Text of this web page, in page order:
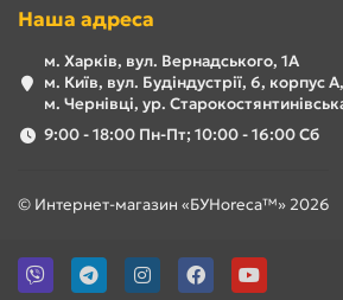
Наша адреса
м. Харків, вул. Вернадського, 1А
м. Київ, вул. Будіндустрії, 6, корпус
м. Чернівці, ур.
9:00 - 18:00 Пн-Пт; 10:00 - 16:00 Сб
© Интернет-магазин «БУHoreca™» 2026